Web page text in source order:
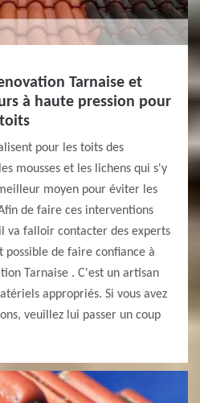
Tarnaise et
à haute pression pour
pour les toits des
mousses et les lichens qui s'y
moyen pour éviter les
de faire ces interventions
va falloir contacter des experts
de faire confiance à
Tarnaise . C'est un artisan
appropriés. Si vous avez
veuillez lui passer un coup